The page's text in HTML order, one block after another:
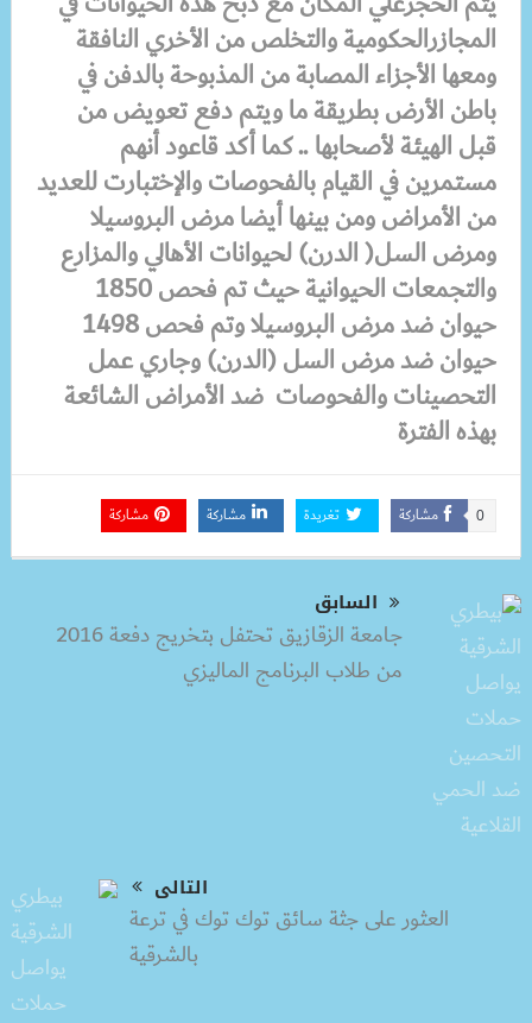
المجازرالحكومية والتخلص من الأخري النافقة
ومعها الأجزاء المصابة من المذبوحة بالدفن في
باطن الأرض بطريقة ما ويتم دفع تعويض من
قبل الهيئة لأصحابها .. كما أكد قاعود أنهم
مستمرين في القيام بالفحوصات والإختبارت للعديد
من الأمراض ومن بينها أيضا مرض البروسيلا
ومرض السل( الدرن) لحيوانات الأهالي والمزارع
والتجمعات الحيوانية حيث تم فحص 1850
حيوان ضد مرض البروسيلا وتم فحص 1498
حيوان ضد مرض السل (الدرن) وجاري عمل
التحصينات والفحوصات ضد الأمراض الشائعة
بهذه الفترة
مشاركة 0 تغريدة مشاركة مشاركة
السابق
جامعة الزقازيق تحتفل بتخريج دفعة 2016
من طلاب البرنامج الماليزي
التالى
العثور على جثة سائق توك توك في ترعة
بالشرقية